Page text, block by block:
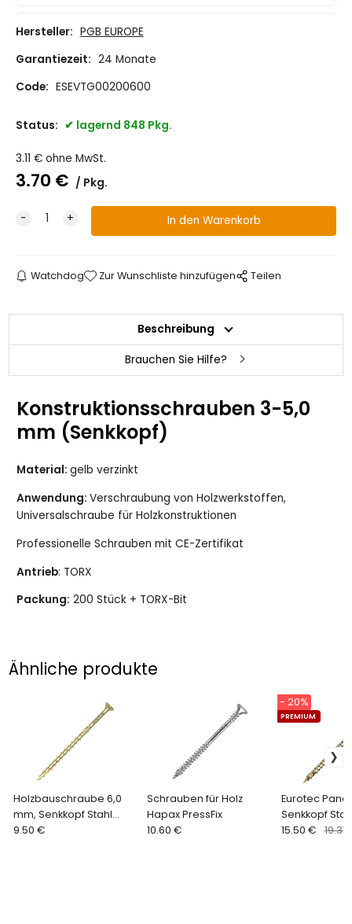
4x60 (200+bit)
4x70 (200+bit)
4.5x60 (200+bit)
4.5x70 (200+bit) lagernd +20
lagernd +41
lagernd +31
5x80 (200+bit) lagernd +39
5x90 (200+bit)
5x100 (200+bit)
5x120 (200+bit) lagernd +12
Hersteller: PGB EUROPE
Garantiezeit: 24 Monate
Code: ESEVTG00200600
Status: lagernd 848 Pkg.
3.11 € ohne MwSt.
3.70 € Pkg.
Watchdog Zur Wunschliste hinzufügen Teilen
Beschreibung
Brauchen Sie Hilfe?
Konstruktionsschrauben 3-5,0
mm (Senkkopf)
Material:gelb verzinkt
Anwendung:Verschraubung von Holzwerkstoffen,
Universalschraube für Holzkonstruktionen
Professionelle Schrauben mit CE-Zertifikat
Antrieb: TORX
Packung: 200 Stück + TORX-Bit
Ähnliche produkte
Holzbauschraube 6,0
mm, Senkkopf Stahl
gelb verzinkt
9.50 €
Schrauben für Holz
Hapax PressFix
10.60 €
Eurotec
Senkkopf
verzinkt, 6
PREMIUM
- 20%
15.50 € 19.37